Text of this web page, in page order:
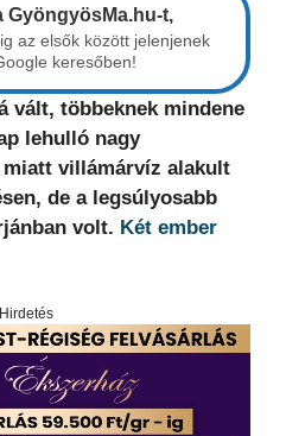
GyöngyösMa.hu-t,
az elsők között jelenjenek
keresőben!
vált, többeknek mindene
lehulló nagy
miatt villámárvíz alakult
de a legsúlyosabb
volt. Két ember